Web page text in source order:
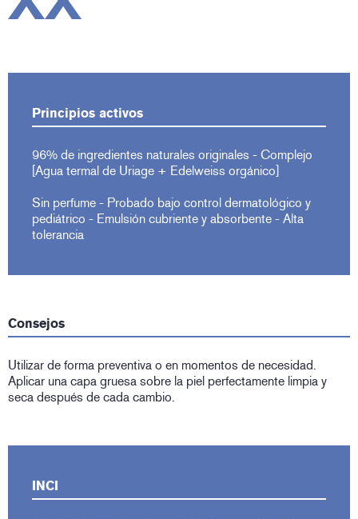
Principios activos
96% de ingredientes naturales originales - Complejo
[Agua termal de Uriage + Edelweiss orgánico]
Sin perfume - Probado bajo control dermatológico y
pediátrico - Emulsión cubriente y absorbente - Alta
tolerancia
Consejos
Utilizar de forma preventiva o en momentos de necesidad.
Aplicar una capa gruesa sobre la piel perfectamente limpia y
seca después de cada cambio.
INCI